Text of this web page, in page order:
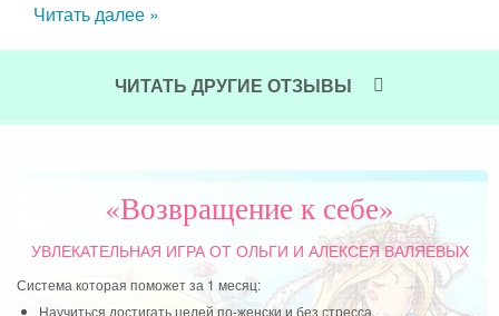
Читать далее »
ЧИТАТЬ ДРУГИЕ ОТЗЫВЫ
«Возвращение к себе»
УВЛЕКАТЕЛЬНАЯ ИГРАОТ ОЛЬГИ И АЛЕКСЕЯ ВАЛЯЕВЫХ
Система которая поможет за 1 месяц:
Научиться достигать целей по-женски и без стресса